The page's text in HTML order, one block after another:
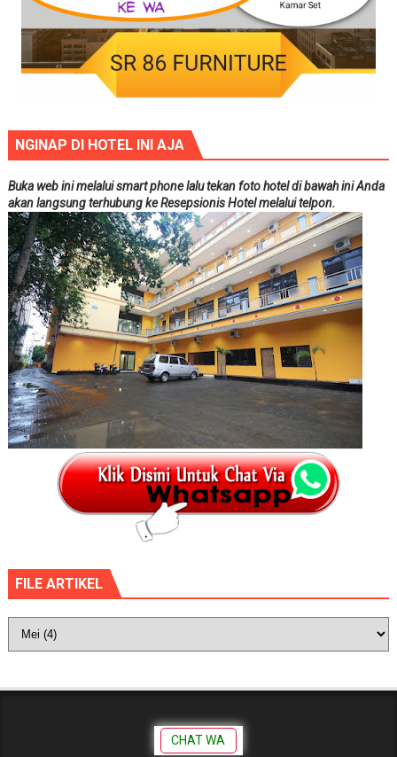
NGINAP DI HOTEL INI AJA
Buka web ini melalui smart phone lalu tekan foto hotel di bawah ini Anda
akan langsung terhubung ke Resepsionis Hotel melalui telpon.
FILE ARTIKEL
CHAT WA